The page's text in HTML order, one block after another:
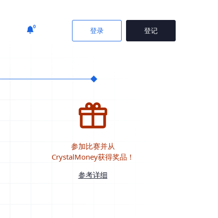
0 登录 登记
参加比赛并从
CrystalMoney获得奖品！
参考详细